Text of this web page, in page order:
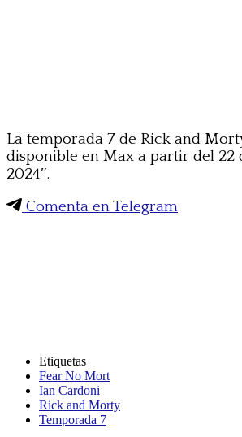
La temporada 7 de Rick and
disponible en Max a partir del 22
2024″.
Comenta en Telegram
Etiquetas
Fear No Mort
Ian Cardoni
Rick and Morty
Temporada 7